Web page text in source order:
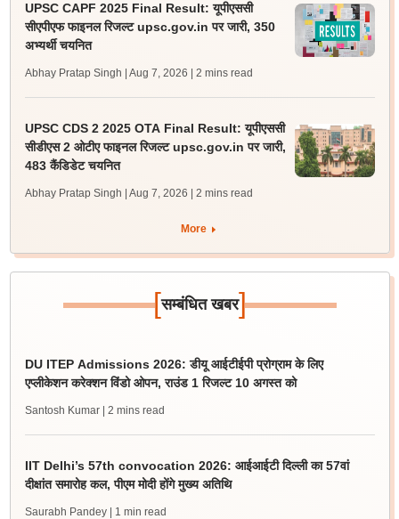
UPSC CAPF 2025 Final Result: यूपीएससी
सीएपीएफ फाइनल रिजल्ट upsc.gov.in पर जारी, 350
अभ्यर्थी चयनित
Abhay Pratap Singh | Aug 7, 2026 | 2 mins read
UPSC CDS 2 2025 OTA Final Result: यूपीएससी
सीडीएस 2 ओटीए फाइनल रिजल्ट upsc.gov.in पर जारी,
483 कैंडिडेट चयनित
Abhay Pratap Singh | Aug 7, 2026 | 2 mins read
More
[सम्बंधित खबर]
DU ITEP Admissions 2026: डीयू आईटीईपी प्रोग्राम के लिए
एप्लीकेशन करेक्शन विंडो ओपन, राउंड 1 रिजल्ट 10 अगस्त को
Santosh Kumar | 2 mins read
IIT Delhi’s 57th convocation 2026: आईआईटी दिल्ली का 57वां
दीक्षांत समारोह कल, पीएम मोदी होंगे मुख्य अतिथि
Saurabh Pandey | 1 min read